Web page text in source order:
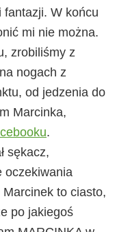
fantazji. W końcu
mi nie można.
zrobiliśmy z
nogach z
od jedzenia do
Marcinka,
.
sękacz,
oczekiwania
Marcinek to ciasto,
po jakiegoś